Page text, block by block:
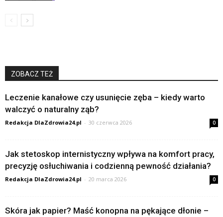
ZOBACZ TEŻ
Leczenie kanałowe czy usunięcie zęba – kiedy warto
walczyć o naturalny ząb?
Redakcja DlaZdrowia24.pl - 30 czerwca 2026 0
Jak stetoskop internistyczny wpływa na komfort pracy,
precyzję osłuchiwania i codzienną pewność działania?
Redakcja DlaZdrowia24.pl - 20 marca 2026 0
Skóra jak papier? Maść konopna na pękające dłonie –